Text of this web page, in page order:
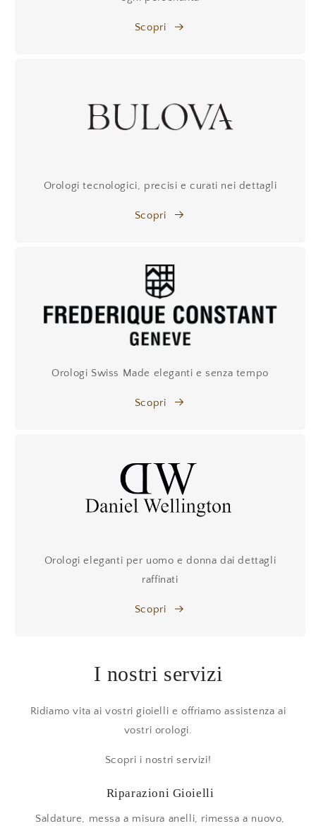
Scopri
Orologi tecnologici, precisi e curati nei dettagli
Scopri
Orologi Swiss Made eleganti e senza tempo
Scopri
Orologi eleganti per uomo e donna dai dettagli
raffinati
Scopri
I nostri servizi
Ridiamo vita ai vostri gioielli e offriamo assistenza ai
vostri orologi.
Scopri i nostri servizi!
Riparazioni Gioielli
Saldature, messa a misura anelli, rimessa a nuovo,